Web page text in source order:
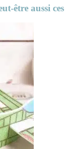
être aussi ces